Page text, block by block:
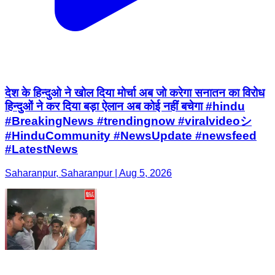
देश के हिन्दुओ ने खोल दिया मोर्चा अब जो करेगा सनातन का विरोध
हिन्दुओं ने कर दिया बड़ा ऐलान अब कोई नहीं बचेगा #hindu
#BreakingNews #trendingnow #viralvideoシ
#HinduCommunity #NewsUpdate #newsfeed
#LatestNews
Saharanpur, Saharanpur | Aug 5, 2026